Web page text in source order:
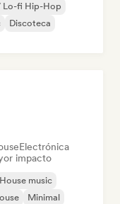
Lo-fi Hip-Hop
Discoteca
Electrónica
impacto
House music
Minimal